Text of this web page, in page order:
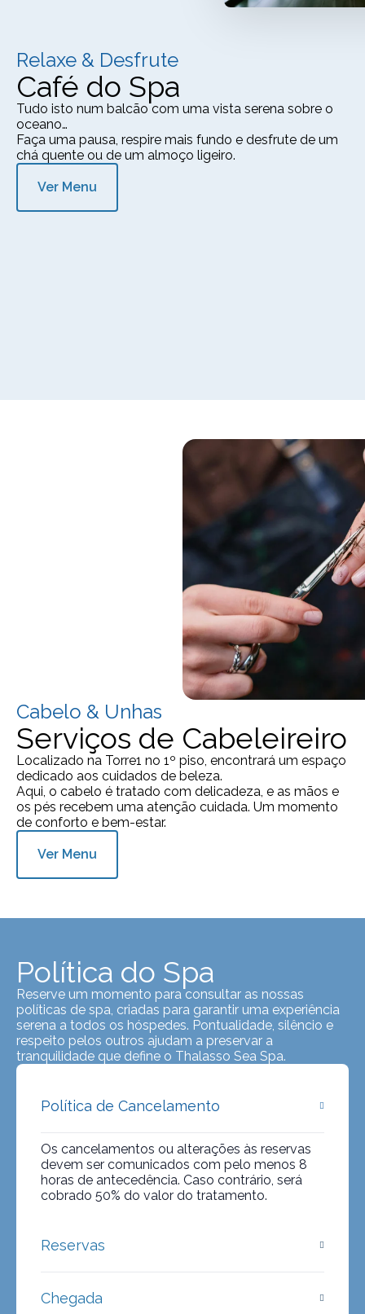
Relaxe & Desfrute
Café do Spa
Tudo isto num balcão com uma vista serena sobre o
oceano…
Faça uma pausa, respire mais fundo e desfrute de um
chá quente ou de um almoço ligeiro.
Ver Menu
Cabelo & Unhas
Serviços de Cabeleireiro
Localizado na Torre1 no 1º piso, encontrará um espaço
dedicado aos cuidados de beleza.
Aqui, o cabelo é tratado com delicadeza, e as mãos e
os pés recebem uma atenção cuidada. Um momento
de conforto e bem-estar.
Ver Menu
Política do Spa
Reserve um momento para consultar as nossas
políticas de spa, criadas para garantir uma experiência
serena a todos os hóspedes. Pontualidade, silêncio e
respeito pelos outros ajudam a preservar a
tranquilidade que define o Thalasso Sea Spa.
Política de Cancelamento
Os cancelamentos ou alterações às reservas
devem ser comunicados com pelo menos 8
horas de antecedência. Caso contrário, será
cobrado 50% do valor do tratamento.
Reservas
Chegada